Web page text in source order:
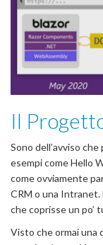
Il
Sono dell’avviso
esempi come Hello
come ovviamente
CRM o una
che coprisse un po’
Visto che ormai una